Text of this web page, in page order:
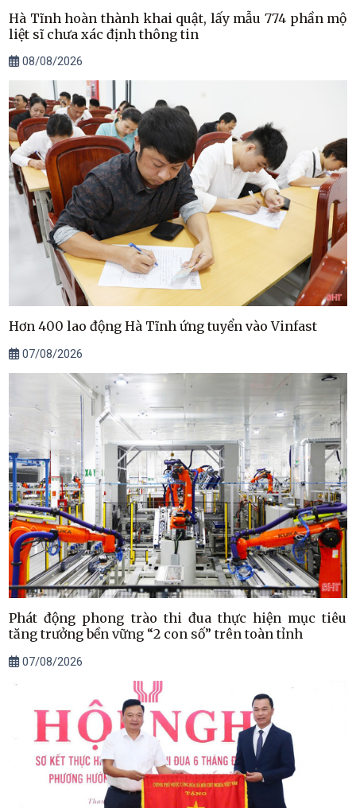
Hà Tĩnh hoàn thành khai quật, lấy mẫu 774 phần mộ
liệt sĩ chưa xác định thông tin
08/08/2026
Hơn 400 lao động Hà Tĩnh ứng tuyển vào Vinfast
07/08/2026
Phát động phong trào thi đua thực hiện mục tiêu
tăng trưởng bền vững “2 con số” trên toàn tỉnh
07/08/2026